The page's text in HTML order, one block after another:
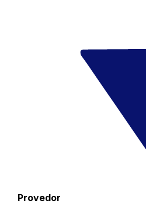
Provedor